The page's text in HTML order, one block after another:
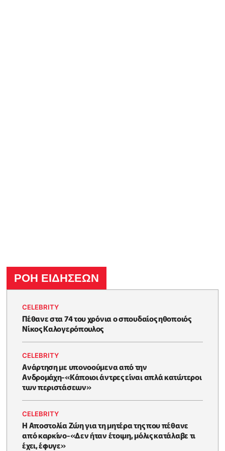
ΡΟΗ ΕΙΔΗΣΕΩΝ
CELEBRITY
Πέθανε στα 74 του χρόνια ο σπουδαίος ηθοποιός
Νίκος Καλογερόπουλος
CELEBRITY
Ανάρτηση με υπονοούμενα από την
Ανδρομάχη-«Κάποιοι άντρες είναι απλά κατώτεροι
των περιστάσεων»
CELEBRITY
Η Αποστολία Ζώη για τη μητέρα της που πέθανε
από καρκίνο-«Δεν ήταν έτοιμη, μόλις κατάλαβε τι
έχει, έφυγε»